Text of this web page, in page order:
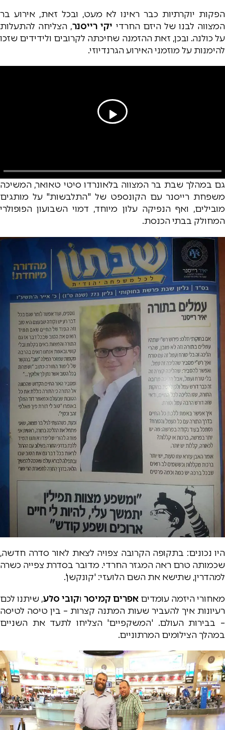
הפקות יוקרתיות כבר ראינו לא מעט, ובכל זאת, אירוע בר
המצווה לבנו של היזם החרדי יקי רייסנר, הצליחה להתעלות
על כולנה. ובכן, זאת ההזמנה שחיכתה לקרובים ולידידים שזכו
להימנות על מוזמני האירוע הגרנדיוזי.
גם במהלך שבת בר המצווה בלאונרדו סיטי טאואר, המשיכה
משפחת רייסנר עם הקונספט של "התלבשות" על מותגים
מובילים, ואף הנפיקה עלון מיוחד, דמוי השבועון הפופולרי
המחולק בבתי הכנסת.
היו נכונים: בתקופה הקרובה צפויה לצאת לאור סדרה חדשה,
שכמותה טרם ראה המגזר החרדי. מדובר בסדרת צפייה כשרה
למהדרין, שתישא את השם הלועזי: 'קונקשן'.
מאחורי היזמה עומדים אפרים קמיסר וקובי סלע, שיתנו לכם
רעיונות איך להעביר שעות המתנה קצרות – בין טיסה לטיסה
– בבירות העולם. 'המשקפיים' הצליחו לתעד את השניים
במהלך הצילומים המרתוניים.